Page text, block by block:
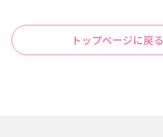
トップページに戻る